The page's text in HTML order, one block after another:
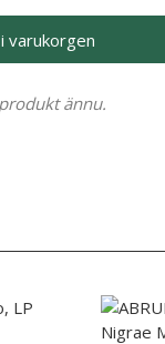
varukorgen
ännu.